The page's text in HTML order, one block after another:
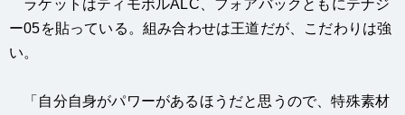
ラケットはティモボルALC、フォアバックともにテナジ
ー05を貼っている。組み合わせは王道だが、こだわりは強
い。
「自分自身がパワーがあるほうだと思うので、特殊素材